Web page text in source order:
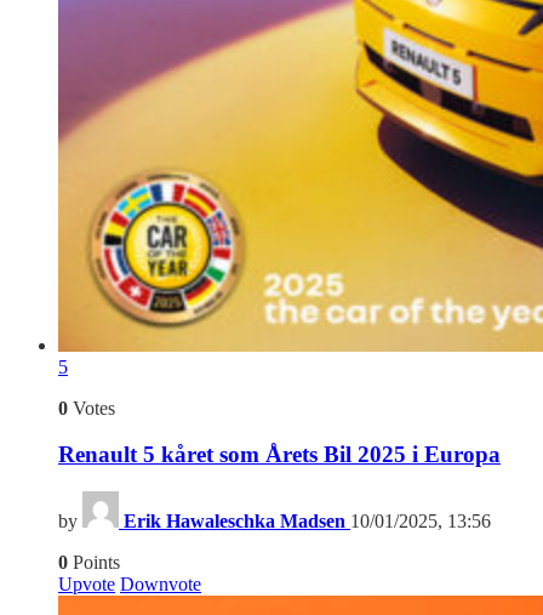
5
0 Votes
Renault 5 kåret som Årets Bil 2025 i Europa
by Erik Hawaleschka Madsen 10/01/2025, 13:56
0 Points
Upvote Downvote